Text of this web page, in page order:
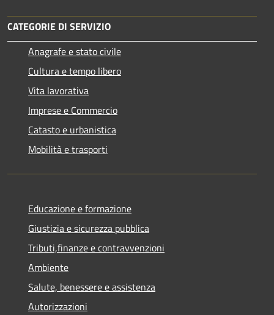
CATEGORIE DI SERVIZIO
Anagrafe e stato civile
Cultura e tempo libero
Vita lavorativa
Imprese e Commercio
Catasto e urbanistica
Mobilità e trasporti
Educazione e formazione
Giustizia e sicurezza pubblica
Tributi,finanze e contravvenzioni
Ambiente
Salute, benessere e assistenza
Autorizzazioni